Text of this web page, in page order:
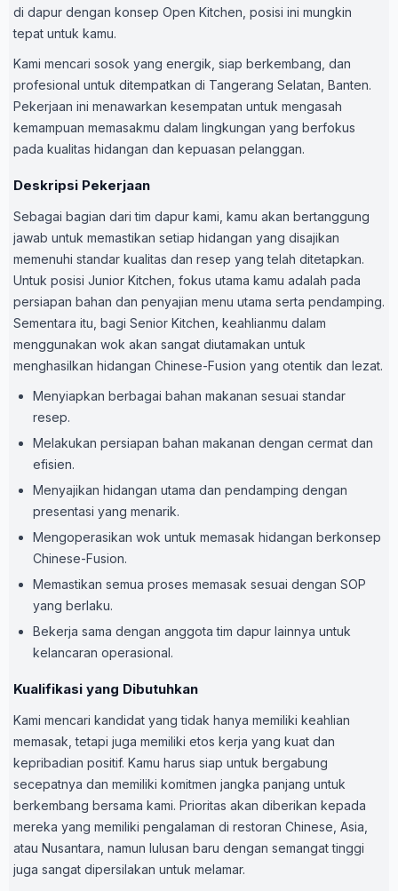
di dapur dengan konsep Open Kitchen, posisi ini mungkin
tepat untuk kamu.
Kami mencari sosok yang energik, siap berkembang, dan
profesional untuk ditempatkan di Tangerang Selatan, Banten.
Pekerjaan ini menawarkan kesempatan untuk mengasah
kemampuan memasakmu dalam lingkungan yang berfokus
pada kualitas hidangan dan kepuasan pelanggan.
Deskripsi Pekerjaan
Sebagai bagian dari tim dapur kami, kamu akan bertanggung
jawab untuk memastikan setiap hidangan yang disajikan
memenuhi standar kualitas dan resep yang telah ditetapkan.
Untuk posisi Junior Kitchen, fokus utama kamu adalah pada
persiapan bahan dan penyajian menu utama serta pendamping.
Sementara itu, bagi Senior Kitchen, keahlianmu dalam
menggunakan wok akan sangat diutamakan untuk
menghasilkan hidangan Chinese-Fusion yang otentik dan lezat.
Menyiapkan berbagai bahan makanan sesuai standar
resep.
Melakukan persiapan bahan makanan dengan cermat dan
efisien.
Menyajikan hidangan utama dan pendamping dengan
presentasi yang menarik.
Mengoperasikan wok untuk memasak hidangan berkonsep
Chinese-Fusion.
Memastikan semua proses memasak sesuai dengan SOP
yang berlaku.
Bekerja sama dengan anggota tim dapur lainnya untuk
kelancaran operasional.
Kualifikasi yang Dibutuhkan
Kami mencari kandidat yang tidak hanya memiliki keahlian
memasak, tetapi juga memiliki etos kerja yang kuat dan
kepribadian positif. Kamu harus siap untuk bergabung
secepatnya dan memiliki komitmen jangka panjang untuk
berkembang bersama kami. Prioritas akan diberikan kepada
mereka yang memiliki pengalaman di restoran Chinese, Asia,
atau Nusantara, namun lulusan baru dengan semangat tinggi
juga sangat dipersilakan untuk melamar.